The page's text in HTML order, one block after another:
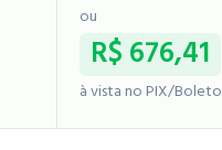
ou
R$676,41
à vista no PIX/Boleto